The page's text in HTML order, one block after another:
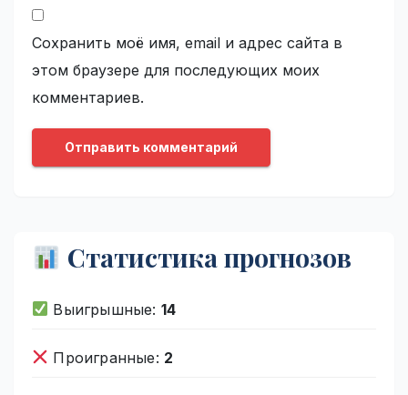
Сохранить моё имя, email и адрес сайта в
этом браузере для последующих моих
комментариев.
Статистика прогнозов
Выигрышные: 14
Проигранные: 2